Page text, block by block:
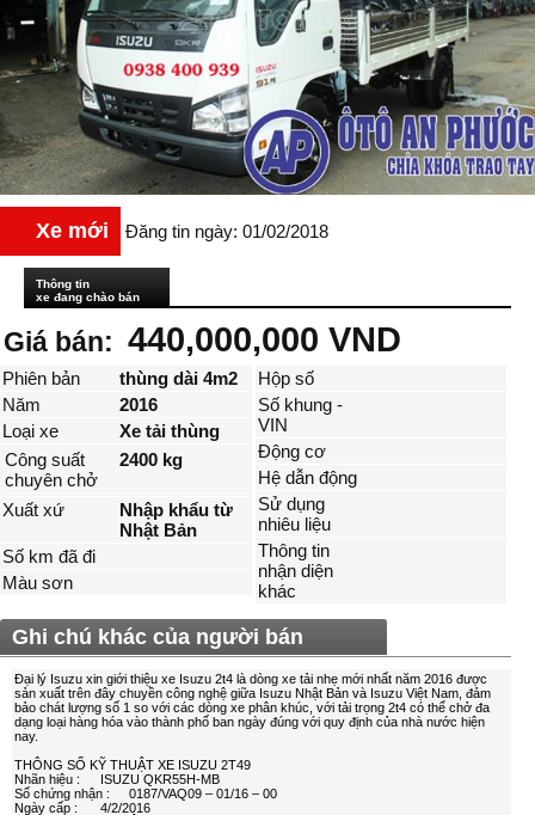
Xe mới Đăng tin ngày: 01/02/2018
Thông tin
xe đang chào bán
Giá bán: 440,000,000 VND
Phiên bản
thùng dài 4m2
Năm
2016
Loại xe
Xe tải thùng
Công suất
chuyên chở
2400 kg
Xuất xứ
Nhập khẩu từ
Nhật Bản
Số km đã đi
Màu sơn
Hộp số
Số khung -
VIN
Động cơ
Hệ dẫn động
Sử dụng
nhiêu liệu
Thông tin
nhận diện
khác
Ghi chú khác của người bán